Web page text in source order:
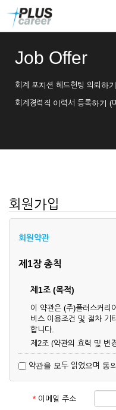
Job Offer
회계 포지션 헤드헌팅 의뢰하
회계경력직 이력서 등록하기 (
회원가입
회원약관
제1장 총칙
제1조 (목적)
이 약관은 (주)플러스커리
비스 이용조건 및 절차 기
합니다.
제2조 (약관의 효력 및 변
업상 중요 하거나 합리적
통하여 변경할 수 있습니
② 회원은 변경된 약관에
단하고 이용계약을 해지
약관을 모두 읽었으며 동
* 이메일 주소